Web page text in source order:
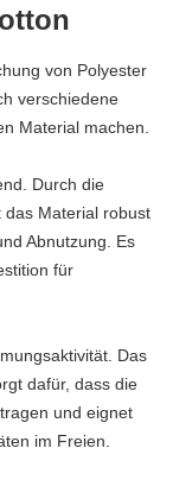
von Polyester
verschiedene
Material machen.
Durch die
das Material robust
Abnutzung. Es
für
Das
dafür, dass die
und eignet
im Freien.